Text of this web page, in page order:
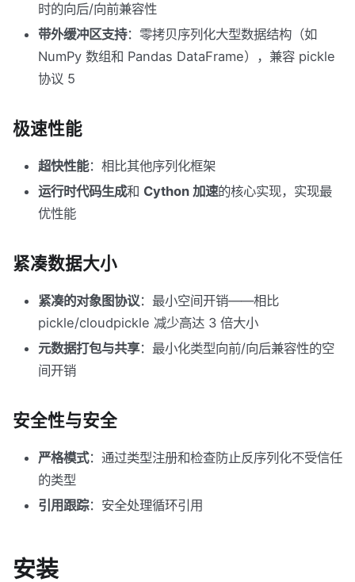
时的向后/向前兼容性
带外缓冲区支持：零拷贝序列化大型数据结构（如
NumPy 数组和 Pandas DataFrame），兼容 pickle
协议 5
极速性能
超快性能：相比其他序列化框架
运行时代码生成和 Cython 加速的核心实现，实现最
优性能
紧凑数据大小
紧凑的对象图协议：最小空间开销——相比
pickle/cloudpickle 减少高达 3 倍大小
元数据打包与共享：最小化类型向前/向后兼容性的空
间开销
安全性与安全
严格模式：通过类型注册和检查防止反序列化不受信任
的类型
引用跟踪：安全处理循环引用
安装